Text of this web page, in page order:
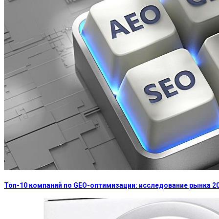
Топ-10 компаний по GEO-оптимизации: исследование рынка